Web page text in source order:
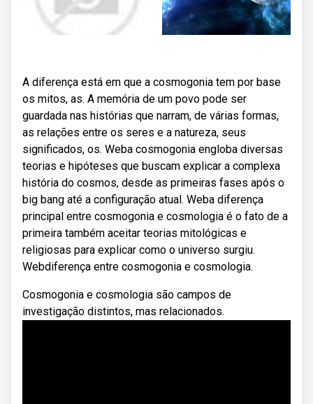
A diferença está em que a cosmogonia tem por base
os mitos, as. A memória de um povo pode ser
guardada nas histórias que narram, de várias formas,
as relações entre os seres e a natureza, seus
significados, os. Weba cosmogonia engloba diversas
teorias e hipóteses que buscam explicar a complexa
história do cosmos, desde as primeiras fases após o
big bang até a configuração atual. Weba diferença
principal entre cosmogonia e cosmologia é o fato de a
primeira também aceitar teorias mitológicas e
religiosas para explicar como o universo surgiu.
Webdiferença entre cosmogonia e cosmologia.
Cosmogonia e cosmologia são campos de
investigação distintos, mas relacionados.